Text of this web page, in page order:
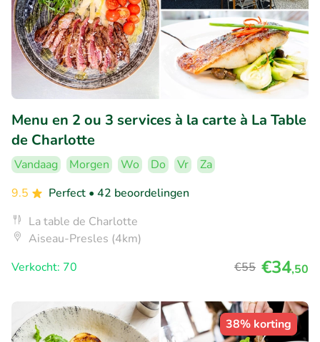
Menu en 2 ou 3 services à la carte à La Table
de Charlotte
Vandaag Morgen Wo Do Vr
Za
9.5
Perfect • 42 beoordelingen
La table de Charlotte
Aiseau-Presles (4km)
Verkocht: 70
€55 €34,50
38% korting